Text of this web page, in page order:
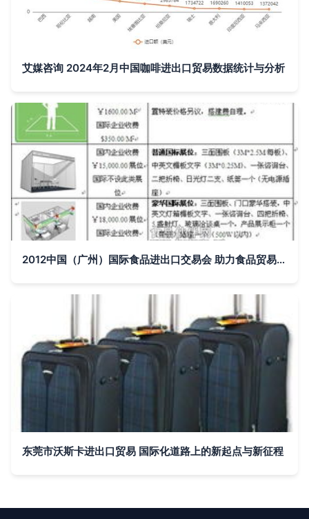
艾媒咨询 2024年2月中国咖啡进出口贸易数据统计与分析
2012中国（广州）国际食品进出口交易会 助力食品贸易全球化发展
东莞市沃斯卡进出口贸易 国际化道路上的新起点与新征程